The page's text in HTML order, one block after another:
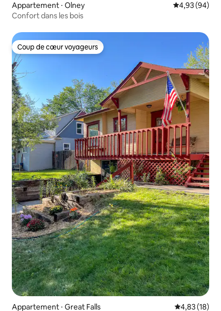
Appartement ⋅ Olney Évaluation
4,93 (94)
Confort dans les bois
Coup de cœur voyageurs
Coup de cœur voyageurs
Appartement ⋅ Great Falls Évaluation
4,83 (18)